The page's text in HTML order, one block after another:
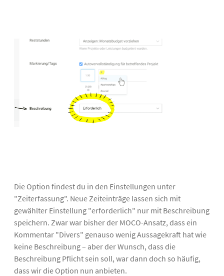
Die Option findest du in den Einstellungen unter
"Zeiterfassung". Neue Zeiteinträge lassen sich mit
gewählter Einstellung "erforderlich" nur mit Beschreibung
speichern. Zwar war bisher der MOCO-Ansatz, dass ein
Kommentar "Divers" genauso wenig Aussagekraft hat wie
keine Beschreibung – aber der Wunsch, dass die
Beschreibung Pflicht sein soll, war dann doch so häufig,
dass wir die Option nun anbieten.